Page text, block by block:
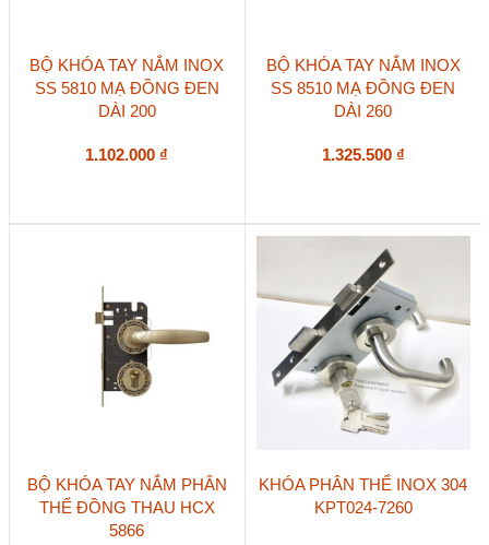
BỘ KHÓA TAY NẮM INOX
SS 5810 MẠ ĐỒNG ĐEN
DÀI 200
1.102.000 ₫
BỘ KHÓA TAY NẮM INOX
SS 8510 MẠ ĐỒNG ĐEN
DÀI 260
1.325.500 ₫
BỘ KHÓA TAY NẮM PHÂN
THỂ ĐỒNG THAU HCX
5866
KHÓA PHÂN THỂ INOX 304
KPT024-7260